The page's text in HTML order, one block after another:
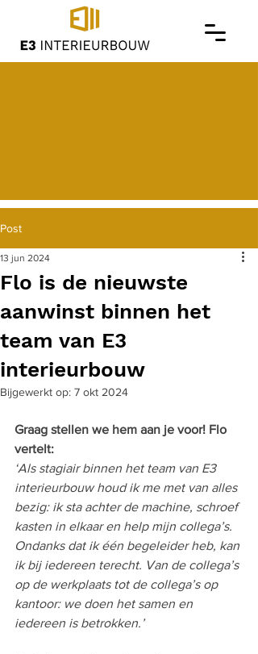
Post
Flo is de nieuwste
aanwinst binnen het
team van E3
interieurbouw
13 jun 2024
Bijgewerkt op: 7 okt 2024
Graag stellen we hem aan je voor! Flo
vertelt:
‘Als stagiair binnen het team van E3
interieurbouw houd ik me met van alles
bezig: ik sta achter de machine, schroef
kasten in elkaar en help mijn collega’s.
Ondanks dat ik één begeleider heb, kan
ik bij iedereen terecht. Van de collega’s
op de werkplaats tot de collega’s op
kantoor: we doen het samen en
iedereen is betrokken.’